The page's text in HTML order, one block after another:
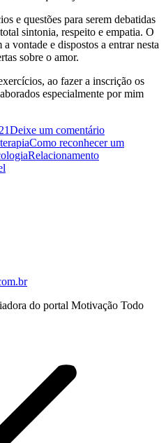
e questões para serem debatidas
sintonia, respeito e empatia. O
vontade e dispostos a entrar nesta
sobre o amor.
ao fazer a inscrição os
especialmente por mim
Deixe um comentário
Como reconhecer um
Relacionamento
do portal Motivação Todo